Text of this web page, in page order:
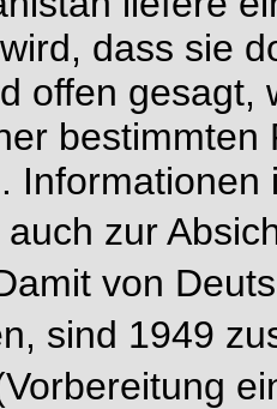
dass sie
offen
auch zur
von
sind 1949